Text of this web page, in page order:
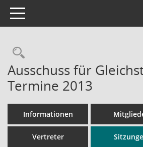
Toggle navigation
Rechercheauswahl
Ausschuss für
Termine 2013
Informationen
Vertreter